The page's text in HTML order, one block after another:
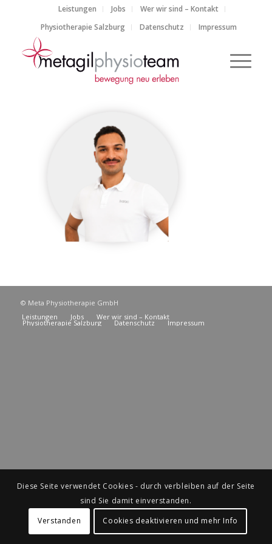
Leistungen Jobs
Wer wir sind – Kontakt
Physiotherapie Salzburg
Datenschutz Impressum
© Meta Physiotherapie GmbH
Leistungen
Jobs Wer wir sind – Kontakt
Physiotherapie Salzburg Datenschutz Impressum
Diese Seite verwendet Cookies - durch verbleiben auf der Seite
sind Sie damit einverstanden.
Verstanden
Cookies deaktivieren und mehr Info